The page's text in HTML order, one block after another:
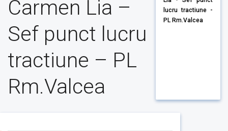
Carmen Lia –
Sef punct lucru
tractiune – PL
Rm.Valcea
lucru tractiune -
PL Rm.Valcea